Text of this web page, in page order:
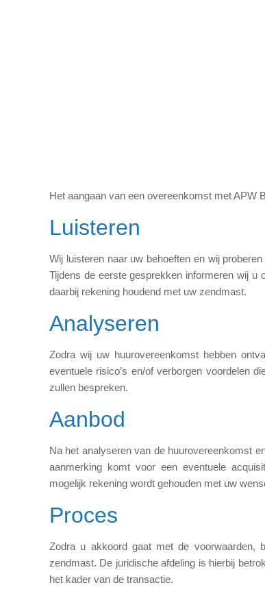
Het aangaan van een overeenkomst met APW
Luisteren
Wij luisteren naar uw behoeften en wij
Tijdens de eerste gesprekken informeren wij
daarbij rekening houdend met uw zendmast.
Analyseren
Zodra wij uw huurovereenkomst hebben
eventuele risico’s en/of verborgen voordelen
zullen bespreken.
Aanbod
Na het analyseren van de huurovereenkomst
aanmerking komt voor een eventuele
mogelijk rekening wordt gehouden met uw
Proces
Zodra u akkoord gaat met de voorwaarden,
zendmast. De juridische afdeling is hierbij
het kader van de transactie.